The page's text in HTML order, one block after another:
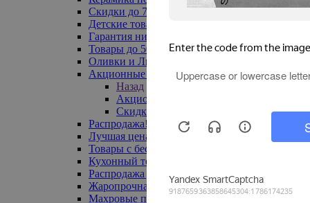
Скидки до 70%
Детские товары
Гарантия низкой цены
Товары до 500 руб
Оливки и Лимоны
Акционные товары
Назад
Акционные товары
Скидка 20% по промокоду
Распродажа! Ульяновск до -70%
Лучшая цена
Товары с бесплатной доставкой
Кухонный текстиль
Распродажа до -50%
Жаропрочная посуда
Махровые полотенца